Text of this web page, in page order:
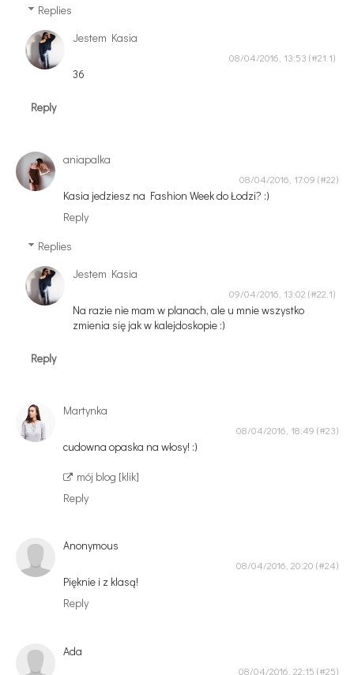
Replies
Jestem Kasia
08/04/2016, 13:53
36
Reply
aniapalka
08/04/2016, 17:09
Kasia jedziesz na Fashion Week do Łodzi? :)
Reply
Replies
Jestem Kasia
09/04/2016, 13:02
Na razie nie mam w planach, ale u mnie wszystko
zmienia się jak w kalejdoskopie :)
Reply
Martynka
08/04/2016, 18:49
cudowna opaska na włosy! :)
mój blog [klik]
Reply
Anonymous
08/04/2016, 20:20
Pięknie i z klasą!
Reply
Ada
08/04/2016, 22:15